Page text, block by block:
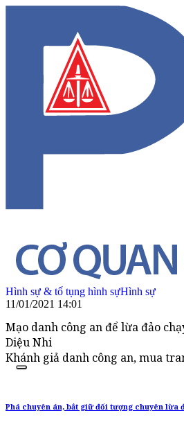
Hình sự & tố tụng hình sựHình sự
11/01/2021 14:01
Mạo danh công an để lừa đảo
Diệu Nhi
Khánh giả danh công an, mua
Phá chuyên án, bắt giữ đối tượng chuyên lừa